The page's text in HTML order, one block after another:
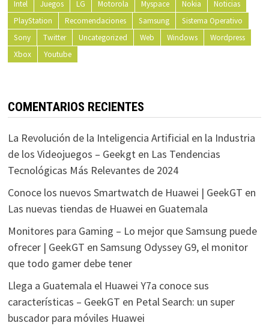
Intel
Juegos LG Motorola Myspace Nokia
Noticias
PlayStation
Recomendaciones Samsung
Sistema Operativo
Sony
Twitter Uncategorized Web Windows
Wordpress
Xbox
Youtube
COMENTARIOS RECIENTES
La Revolución de la Inteligencia Artificial en la Industria
de los Videojuegos – Geekgten Las Tendencias
Tecnológicas Más Relevantes de 2024
Conoce los nuevos Smartwatch de Huawei | GeekGT en
Las nuevas tiendas de Huawei en Guatemala
Monitores para Gaming – Lo mejor que Samsung puede
ofrecer | GeekGT en Samsung Odyssey G9, el monitor
que todo gamer debe tener
Llega a Guatemala el Huawei Y7a conoce sus
características – GeekGT en Petal Search: un super
buscador para móviles Huawei